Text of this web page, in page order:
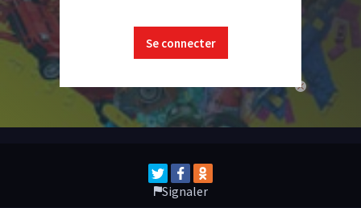
close
Se connecter
Signaler